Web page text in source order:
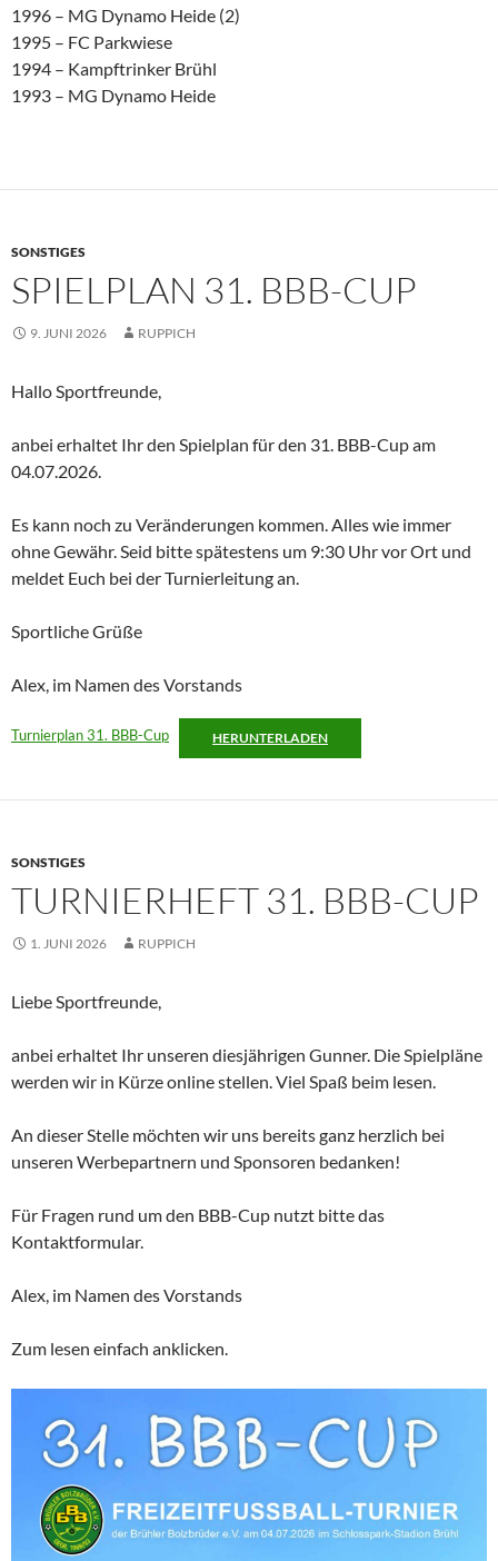
1996 – MG Dynamo Heide (2)
1995 – FC Parkwiese
1994 – Kampftrinker Brühl
1993 – MG Dynamo Heide
SONSTIGES
SPIELPLAN 31. BBB-CUP
9. JUNI 2026 RUPPICH
Hallo Sportfreunde,
anbei erhaltet Ihr den Spielplan für den 31. BBB-Cup am
04.07.2026.
Es kann noch zu Veränderungen kommen. Alles wie immer
ohne Gewähr. Seid bitte spätestens um 9:30 Uhr vor Ort und
meldet Euch bei der Turnierleitung an.
Sportliche Grüße
Alex, im Namen des Vorstands
Turnierplan 31. BBB-Cup HERUNTERLADEN
SONSTIGES
TURNIERHEFT 31. BBB-CUP
1. JUNI 2026 RUPPICH
Liebe Sportfreunde,
anbei erhaltet Ihr unseren diesjährigen Gunner. Die Spielpläne
werden wir in Kürze online stellen. Viel Spaß beim lesen.
An dieser Stelle möchten wir uns bereits ganz herzlich bei
unseren Werbepartnern und Sponsoren bedanken!
Für Fragen rund um den BBB-Cup nutzt bitte das
Kontaktformular.
Alex, im Namen des Vorstands
Zum lesen einfach anklicken.